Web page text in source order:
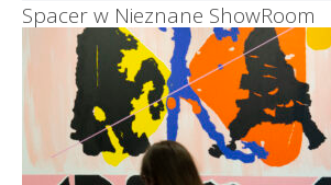
Spacer w Nieznane ShowRoom